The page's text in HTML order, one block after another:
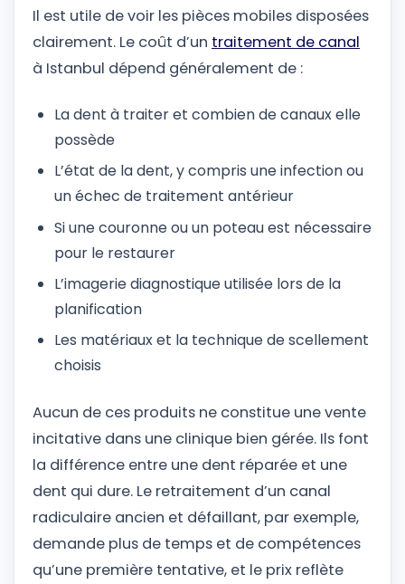
Il est utile de voir les pièces mobiles disposées
clairement. Le coût d’un traitement de canal
à Istanbul dépend généralement de :
La dent à traiter et combien de canaux elle
possède
L’état de la dent, y compris une infection ou
un échec de traitement antérieur
Si une couronne ou un poteau est nécessaire
pour le restaurer
L’imagerie diagnostique utilisée lors de la
planification
Les matériaux et la technique de scellement
choisis
Aucun de ces produits ne constitue une vente
incitative dans une clinique bien gérée. Ils font
la différence entre une dent réparée et une
dent qui dure. Le retraitement d’un canal
radiculaire ancien et défaillant, par exemple,
demande plus de temps et de compétences
qu’une première tentative, et le prix reflète